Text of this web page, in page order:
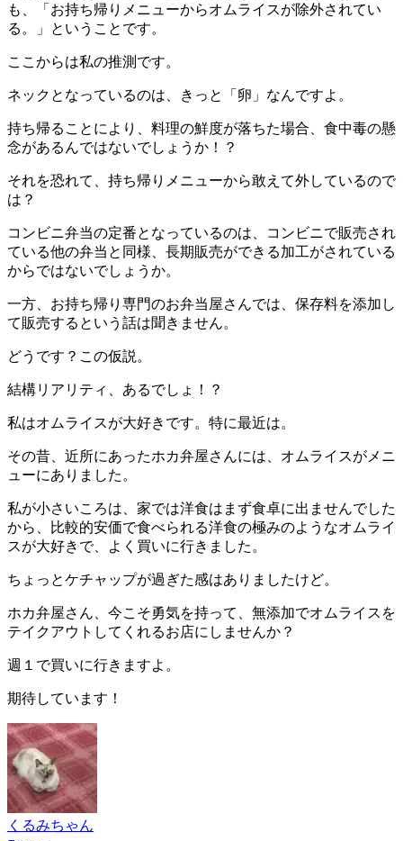
も、「お持ち帰りメニューからオムライスが除外されてい
る。」ということです。
ここからは私の推測です。
ネックとなっているのは、きっと「卵」なんですよ。
持ち帰ることにより、料理の鮮度が落ちた場合、食中毒の懸
念があるんではないでしょうか！？
それを恐れて、持ち帰りメニューから敢えて外しているので
は？
コンビニ弁当の定番となっているのは、コンビニで販売され
ている他の弁当と同様、長期販売ができる加工がされている
からではないでしょうか。
一方、お持ち帰り専門のお弁当屋さんでは、保存料を添加し
て販売するという話は聞きません。
どうです？この仮説。
結構リアリティ、あるでしょ！？
私はオムライスが大好きです。特に最近は。
その昔、近所にあったホカ弁屋さんには、オムライスがメニ
ューにありました。
私が小さいころは、家では洋食はまず食卓に出ませんでした
から、比較的安価で食べられる洋食の極みのようなオムライ
スが大好きで、よく買いに行きました。
ちょっとケチャップが過ぎた感はありましたけど。
ホカ弁屋さん、今こそ勇気を持って、無添加でオムライスを
テイクアウトしてくれるお店にしませんか？
週１で買いに行きますよ。
期待しています！
くるみちゃん